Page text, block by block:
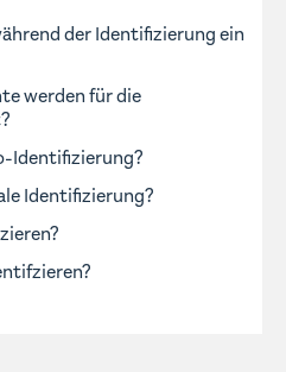
der Identifizierung ein
werden für die
Identifizierung?
Identifizierung?